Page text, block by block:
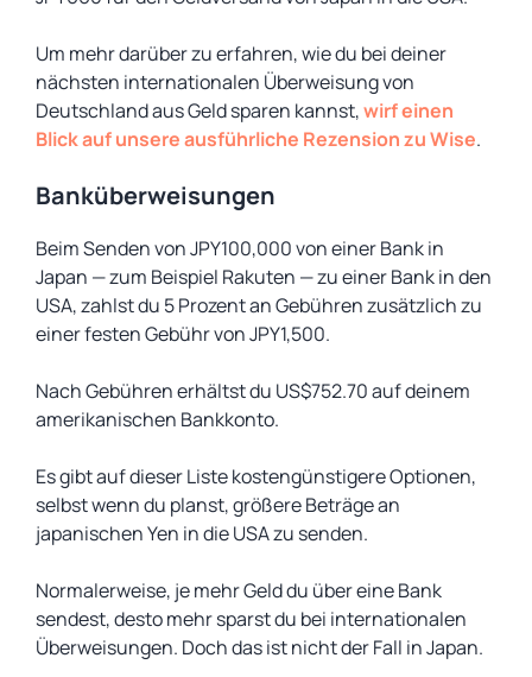
Um mehr darüber zu erfahren, wie du bei deiner
nächsten internationalen Überweisung von
Deutschland aus Geld sparen kannst,wirf einen
Blick auf unsere ausführliche Rezension zu Wise.
Banküberweisungen
Beim Senden von JPY100,000 von einer Bank in
Japan — zum Beispiel Rakuten — zu einer Bank in den
USA, zahlst du 5 Prozent an Gebühren zusätzlich zu
einer festen Gebühr von JPY1,500.
Nach Gebühren erhältst du US$752.70 auf deinem
amerikanischen Bankkonto.
Es gibt auf dieser Liste kostengünstigere Optionen,
selbst wenn du planst, größere Beträge an
japanischen Yen in die USA zu senden.
Normalerweise, je mehr Geld du über eine Bank
sendest, desto mehr sparst du bei internationalen
Überweisungen. Doch das ist nicht der Fall in Japan.